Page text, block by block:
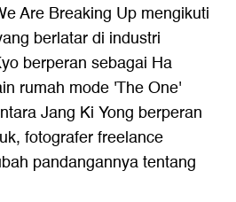
Are Breaking Up mengikuti
berlatar di industri
berperan sebagai Ha
rumah mode 'The One'
Jang Ki Yong berperan
fotografer freelance
pandangannya tentang